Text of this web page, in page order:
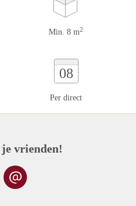
Min. 8 m2
08
Per direct
je vrienden!